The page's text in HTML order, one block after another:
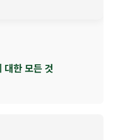
대한 모든 것